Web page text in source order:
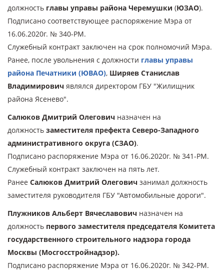
должность главы управы района Черемушки (ЮЗАО).
Подписано соответствующее распоряжение Мэра от
16.06.2020г. № 340-РМ.
Служебный контракт заключен на срок полномочий Мэра.
Ранее, после увольнения с должности главы управы
района Печатники (ЮВАО), Ширяев Станислав
Владимирович являлся директором ГБУ "Жилищник
района Ясенево".
Салюков Дмитрий Олегович назначен на
должность заместителя префекта Северо-Западного
административного округа (СЗАО).
Подписано распоряжение Мэра от 16.06.2020г. № 341-РМ.
Служебный контракт заключен на пять лет.
Ранее Салюков Дмитрий Олегович занимал должность
заместителя руководителя ГБУ "Автомобильные дороги".
Плужников Альберт Вячеславович назначен на
должность первого заместителя председателя Комитета
государственного строительного надзора города
Москвы (Мосгосстройнадзор).
Подписано распоряжение Мэра от 16.06.2020г. № 342-РМ.